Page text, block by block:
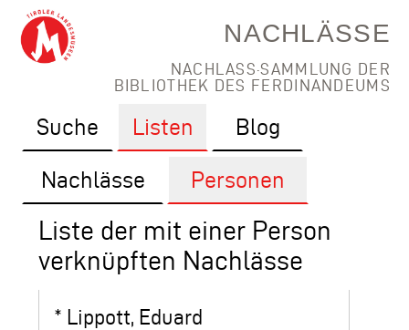
NACHLÄSSE
NACHLASS·SAMMLUNG DER
BIBLIOTHEK DES FERDINANDEUMS
Suche Listen Blog
Nachlässe Personen
Liste der mit einer Person
verknüpften Nachlässe
* Lippott, Eduard